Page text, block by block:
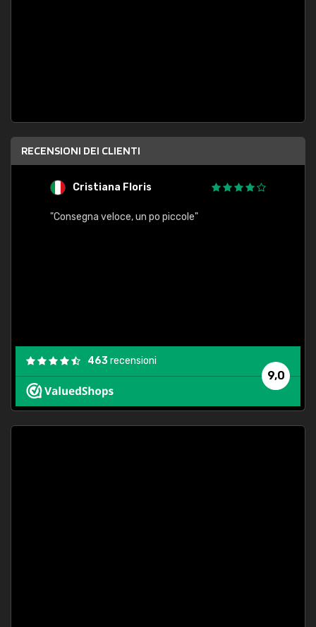
RECENSIONI DEI CLIENTI
Cristiana Floris
"Consegna veloce, un po piccole"
9,0
463recensioni